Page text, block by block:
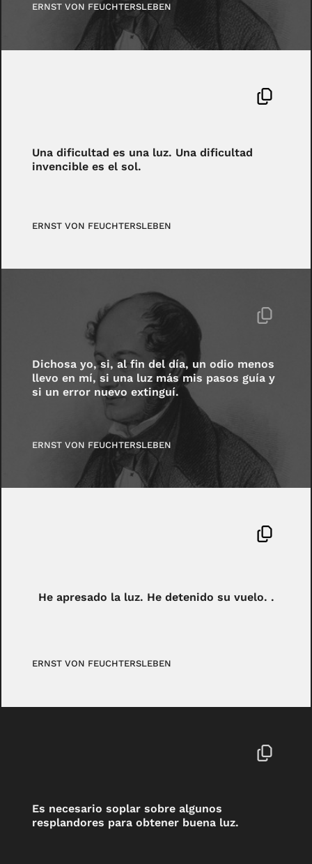
ERNST VON FEUCHTERSLEBEN
Una dificultad es una luz. Una dificultad
invencible es el sol.
ERNST VON FEUCHTERSLEBEN
Dichosa yo, si, al fin del día, un odio menos
llevo en mí, si una luz más mis pasos guía y
si un error nuevo extinguí.
ERNST VON FEUCHTERSLEBEN
He apresado la luz. He detenido su vuelo. .
ERNST VON FEUCHTERSLEBEN
Es necesario soplar sobre algunos
resplandores para obtener buena luz.